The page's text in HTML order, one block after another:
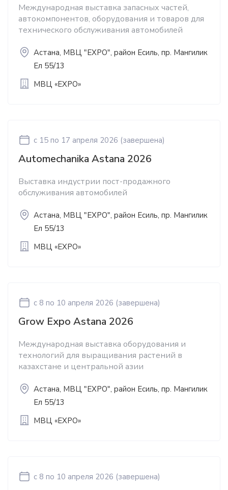
Международная выставка запасных частей,
автокомпонентов, оборудования и товаров для
технического обслуживания автомобилей
Астана, МВЦ "EXPO", район Есиль, пр. Мангилик
Ел 55/13
МВЦ «EXPO»
c 15 по 17 апреля 2026 (завершена)
Automechanika Astana 2026
Выставка индустрии пост-продажного
обслуживания автомобилей
Астана, МВЦ "EXPO", район Есиль, пр. Мангилик
Ел 55/13
МВЦ «EXPO»
c 8 по 10 апреля 2026 (завершена)
Grow Expo Astana 2026
Международная выставка оборудования и
технологий для выращивания растений в
казахстане и центральной азии
Астана, МВЦ "EXPO", район Есиль, пр. Мангилик
Ел 55/13
МВЦ «EXPO»
c 8 по 10 апреля 2026 (завершена)